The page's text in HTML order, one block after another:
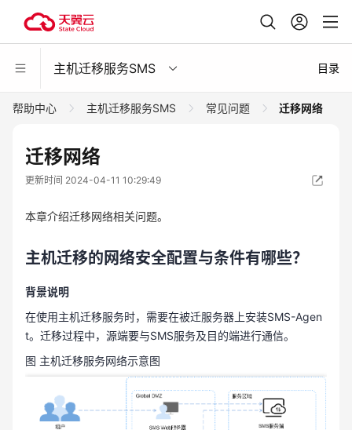
主机迁移服务SMS 目录
帮助中心 主机迁移服务SMS 常见问题 迁移网络
迁移网络
更新时间 2024-04-11 10:29:49
本章介绍迁移网络相关问题。
主机迁移的网络安全配置与条件有哪些？
背景说明
在使用主机迁移服务时，需要在被迁服务器上安装SMS-Agen
t。迁移过程中，源端要与SMS服务及目的端进行通信。
图 主机迁移服务网络示意图